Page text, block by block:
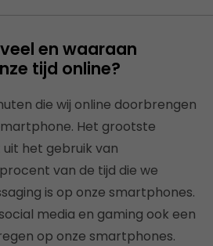
en waaraan
tijd online?
die wij online doorbrengen
Het grootste
het gebruik van
van de tijd die we
is op onze smartphones.
media en gaming ook een
op onze smartphones.